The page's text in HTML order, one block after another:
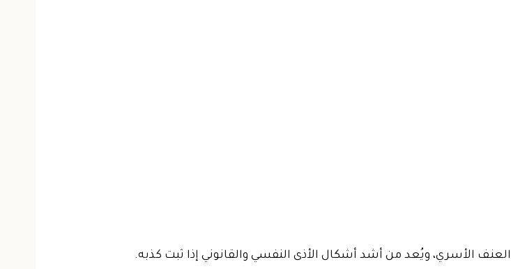
العنف الأسري، ويُعد من أشد أشكال الأذى النفسي والقانوني إذا ثبت كذبه.